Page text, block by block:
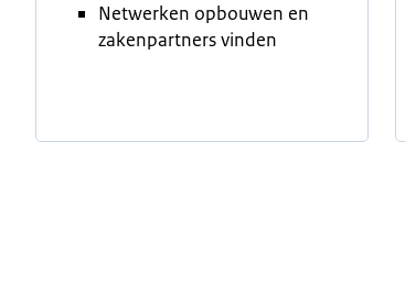
Netwerken opbouwen en
zakenpartners vinden